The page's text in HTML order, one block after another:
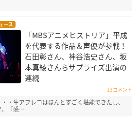
ース
「MBSアニメヒストリア」平成
を代表する作品＆声優が参戦！
石田彰さん、神谷浩史さん、坂
本真綾さんらサプライズ出演の
連続
13コメント
・生アフレコはほんとすごく堪能できたし、
、『感…